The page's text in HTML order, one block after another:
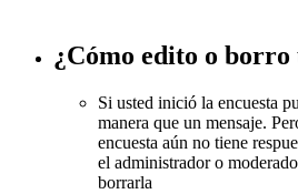
¿Cómo edito o borro
Si usted inició la encuesta
manera que un mensaje.
encuesta aún no tiene
el administrador o
borrarla